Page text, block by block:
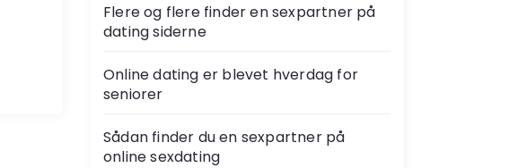
Flere og flere finder en sexpartner på
dating siderne
Online dating er blevet hverdag for
seniorer
Sådan finder du en sexpartner på
online sexdating